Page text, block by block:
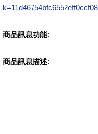
商品訊息功能:
商品訊息描述: